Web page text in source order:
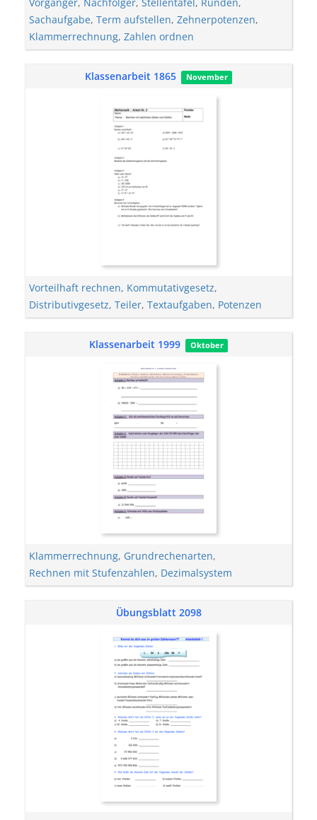
Sachaufgabe, Term aufstellen, Zehnerpotenzen,
Klammerrechnung, Zahlen ordnen
Klassenarbeit 1865 November
Vorteilhaft rechnen, Kommutativgesetz,
Distributivgesetz, Teiler, Textaufgaben, Potenzen
Klassenarbeit 1999 Oktober
Klammerrechnung, Grundrechenarten,
Rechnen mit Stufenzahlen, Dezimalsystem
Übungsblatt 2098